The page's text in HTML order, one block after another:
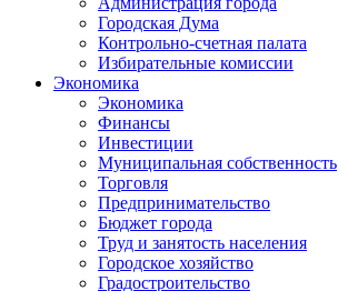
Городская Дума
Контрольно-счетная палата
Избирательные комиссии
Экономика
Экономика
Финансы
Инвестиции
Муниципальная собственность
Торговля
Предпринимательство
Бюджет города
Труд и занятость населения
Городское хозяйство
Градостроительство